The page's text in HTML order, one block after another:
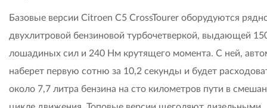
Базовые версии Citroen C5 CrossTourer оборудуются
двухлитровой бензиновой турбочетверкой, выдающей
лошадиных сил и 240 Нм крутящего момента. С ней,
наберет первую сотню за 10,2 секунды и будет
около 7,7 литра бензина на сто километров пути в